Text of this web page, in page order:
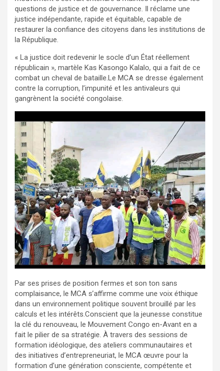
questions de justice et de gouvernance. Il réclame une
justice indépendante, rapide et équitable, capable de
restaurer la confiance des citoyens dans les institutions de
la République.
« La justice doit redevenir le socle d’un État réellement
républicain », martèle Kas Kasongo Kalalo, qui a fait de ce
combat un cheval de bataille.Le MCA se dresse également
contre la corruption, l’impunité et les antivaleurs qui
gangrènent la société congolaise.
Par ses prises de position fermes et son ton sans
complaisance, le MCA s’affirme comme une voix éthique
dans un environnement politique souvent brouillé par les
calculs et les intérêts.Conscient que la jeunesse constitue
la clé du renouveau, le Mouvement Congo en-Avant en a
fait le pilier de sa stratégie. À travers des sessions de
formation idéologique, des ateliers communautaires et
des initiatives d’entrepreneuriat, le MCA œuvre pour la
formation d’une génération consciente, compétente et